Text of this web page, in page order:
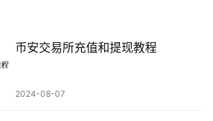
币安交易所充值和提现教程
2024-08-07